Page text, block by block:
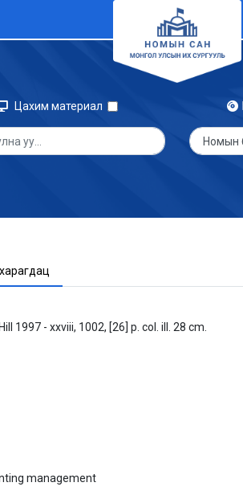
Цахим материал
1997 - xxviii, 1002, [26] p. col. ill. 28 cm.
management